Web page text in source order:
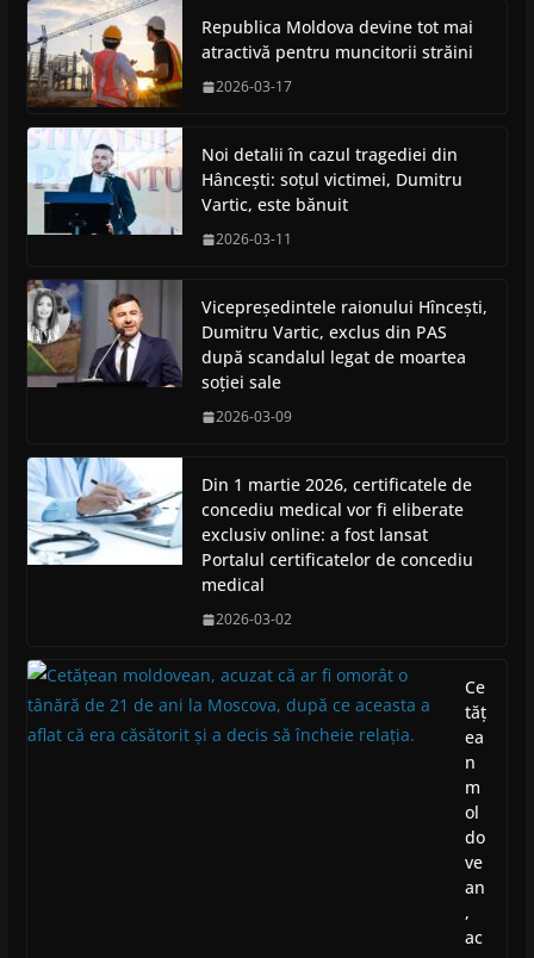
Republica Moldova devine tot mai
atractivă pentru muncitorii străini
2026-03-17
Noi detalii în cazul tragediei din
Hâncești: soțul victimei, Dumitru
Vartic, este bănuit
2026-03-11
Vicepreședintele raionului Hîncești,
Dumitru Vartic, exclus din PAS
după scandalul legat de moartea
soției sale
2026-03-09
Din 1 martie 2026, certificatele de
concediu medical vor fi eliberate
exclusiv online: a fost lansat
Portalul certificatelor de concediu
medical
2026-03-02
Ce
tăț
ea
n
m
ol
do
ve
an
,
ac